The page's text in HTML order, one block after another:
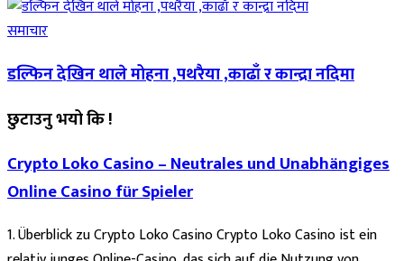
समाचार
डल्फिन देखिन थाले मोहना ,पथरैया ,काढाँ र कान्द्रा नदिमा
छुटाउनु भयो कि !
Crypto Loko Casino – Neutrales und Unabhängiges
Online Casino für Spieler
1. Überblick zu Crypto Loko Casino Crypto Loko Casino ist ein